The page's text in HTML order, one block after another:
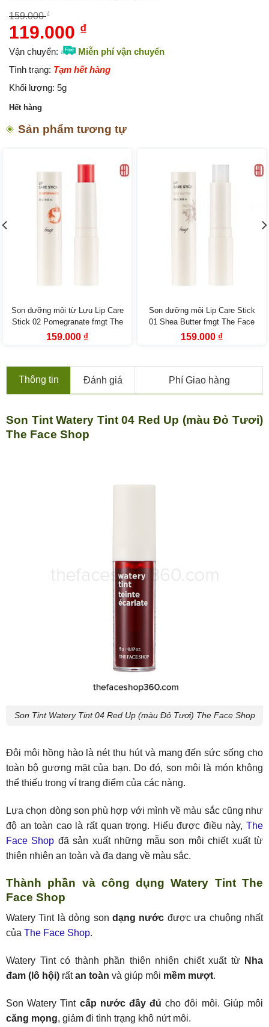
159.000₫
Giá
là:
159.000 ₫.
119.000 ₫
hiện
là:
Vận chuyển:
Miễn phí vận chuyển
Tình trạng: Tạm hết hàng
Khối lượng: 5g
Hết hàng
Sản phẩm tương tự
Son dưỡng môi từ Lựu Lip Care
Stick 02 Pomegranate fmgt The
Face Shop
Giá
159.000 ₫Giá
159.000 ₫.
Son dưỡng môi Lip Care Stick
01 Shea Butter fmgt The Face
Shop
Giá
159.000 ₫Giá
159.000 ₫.
Thông tin Đánh giá Phí Giao hàng
Son Tint Watery Tint 04 Red Up (màu Đỏ Tươi)
The Face Shop
Son Tint Watery Tint 04 Red Up (màu Đỏ Tươi) The Face Shop
Đôi môi hồng hào là nét thu hút và mang đến sức sống cho
toàn bộ gương mặt của bạn. Do đó, son môi là món không
thể thiếu trong ví trang điểm của các nàng.
Lựa chọn dòng son phù hợp với mình về màu sắc cũng như
độ an toàn cao là rất quan trọng. Hiểu được điều này, The
Face Shop đã sản xuất những mẫu son môi chiết xuất từ
thiên nhiên an toàn và đa dạng về màu sắc.
Thành phần và công dụng Watery Tint The
Face Shop
Watery Tint là dòng son dạng nước được ưa chuộng nhất
của The Face Shop.
Watery Tint có thành phần thiên nhiên chiết xuất từ Nha
đam (lô hội) rấtan toàn và giúp môi mềm mượt.
Son Watery Tint cấp nước đầy đủ cho đôi môi. Giúp môi
căng mọng, giảm đi tình trạng khô nứt môi.